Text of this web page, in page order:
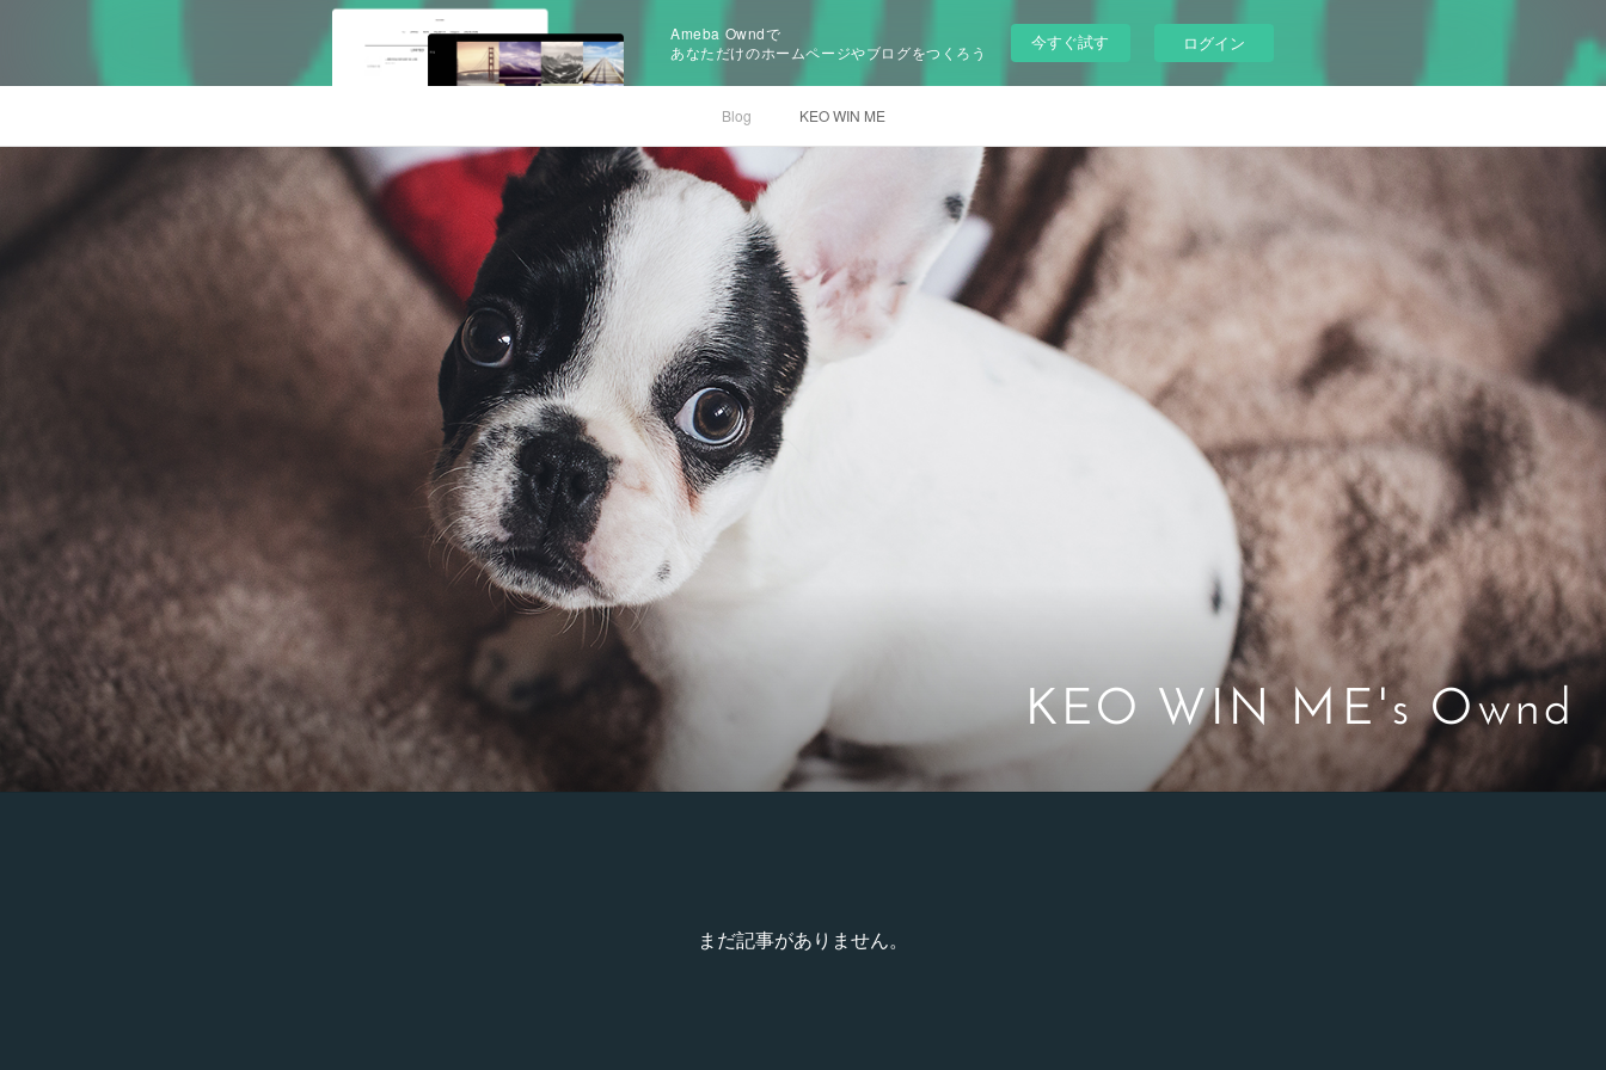
Ameba Owndで
あなただけのホームページやブログをつくろう
今すぐ試す ログイン
Blog KEO WIN ME
KEO WIN ME's Ownd
まだ記事がありません。